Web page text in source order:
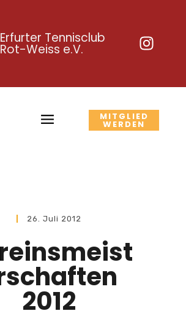
Erfurter Tennisclub
Rot-Weiss e.V.
MITGLIED
WERDEN
26. Juli 2012
2012